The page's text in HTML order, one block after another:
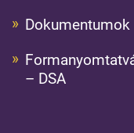
Dokumentumok
– DSA